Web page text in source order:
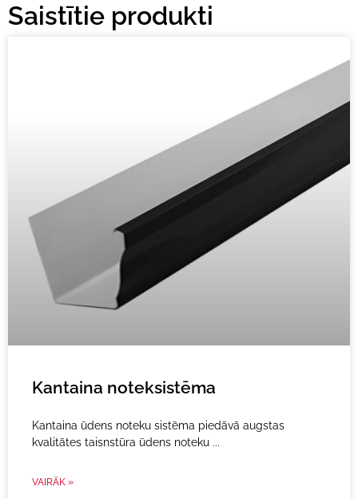
Saistītie produkti
Kantaina noteksistēma
Kantaina ūdens noteku sistēma piedāvā augstas
kvalitātes taisnstūra ūdens noteku
VAIRĀK »